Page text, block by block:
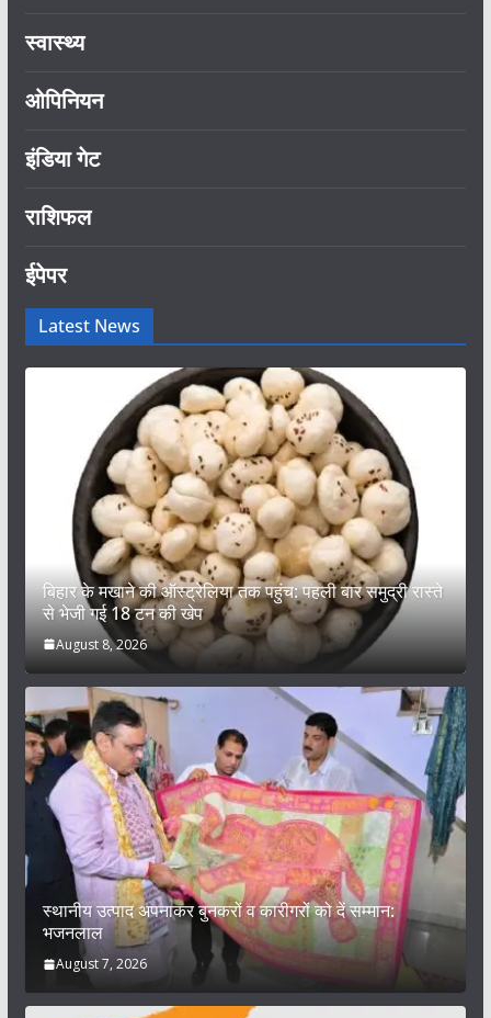
स्वास्थ्य
ओपिनियन
इंडिया गेट
राशिफल
ईपेपर
Latest News
बिहार के मखाने की ऑस्ट्रेलिया तक पहुंच: पहली बार समुद्री रास्ते
से भेजी गई 18 टन की खेप
August 8, 2026
स्थानीय उत्पाद अपनाकर बुनकरों व कारीगरों को दें सम्मान:
भजनलाल
August 7, 2026